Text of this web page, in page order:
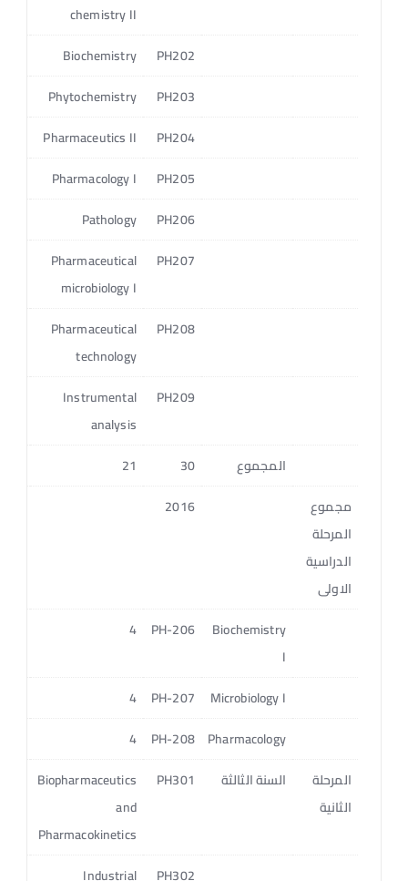
chemistry II
PH202
Biochemistry
PH203
Phytochemistry
PH204
Pharmaceutics II
PH205
Pharmacology I
PH206
Pathology
PH207
Pharmaceutical
microbiology I
PH208
Pharmaceutical
technology
PH209
Instrumental
analysis
المجموع 30
21
مجموع
المرحلة
الدراسية
الاولى
2016
Biochemistry
I
PH-206
4
Microbiology I
PH-207
4
Pharmacology
PH-208
4
المرحلة
الثانية
السنة الثالثة PH301
Biopharmaceutics
and
Pharmacokinetics
PH302
Industrial